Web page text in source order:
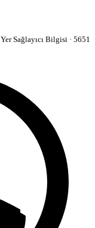
Yer Sağlayıcı Bilgisi · 5651